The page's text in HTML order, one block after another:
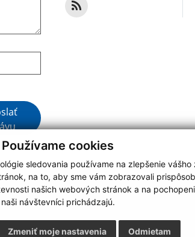
Používame cookies
sledovania používame na zlepšenie vášho
na to, aby sme vám zobrazovali
našich webových stránok a na
naši návštevníci prichádzajú.
Odmietam
Zmeniť moje nastavenia
Response
webdesign|